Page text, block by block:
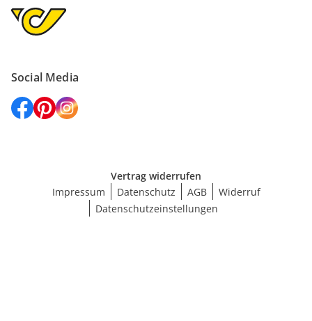
Social Media
Vertrag widerrufen
Impressum
Datenschutz AGB
Widerruf
Datenschutzeinstellungen